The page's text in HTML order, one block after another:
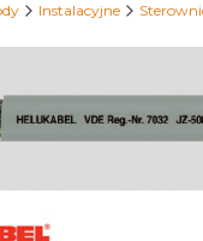
Instalacyjne